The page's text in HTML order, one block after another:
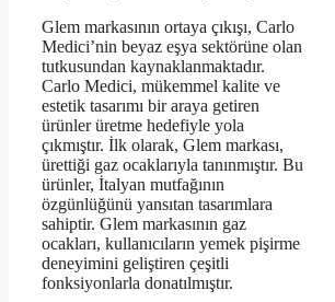
Glem markasının ortaya çıkışı, Carlo
Medici’nin beyaz eşya sektörüne olan
tutkusundan kaynaklanmaktadır.
Carlo Medici, mükemmel kalite ve
estetik tasarımı bir araya getiren
ürünler üretme hedefiyle yola
çıkmıştır. İlk olarak, Glem markası,
ürettiği gaz ocaklarıyla tanınmıştır. Bu
ürünler, İtalyan mutfağının
özgünlüğünü yansıtan tasarımlara
sahiptir. Glem markasının gaz
ocakları, kullanıcıların yemek pişirme
deneyimini geliştiren çeşitli
fonksiyonlarla donatılmıştır.